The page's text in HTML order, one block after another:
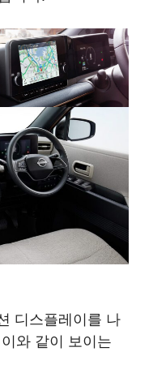
디스플레이를 나
와 같이 보이는